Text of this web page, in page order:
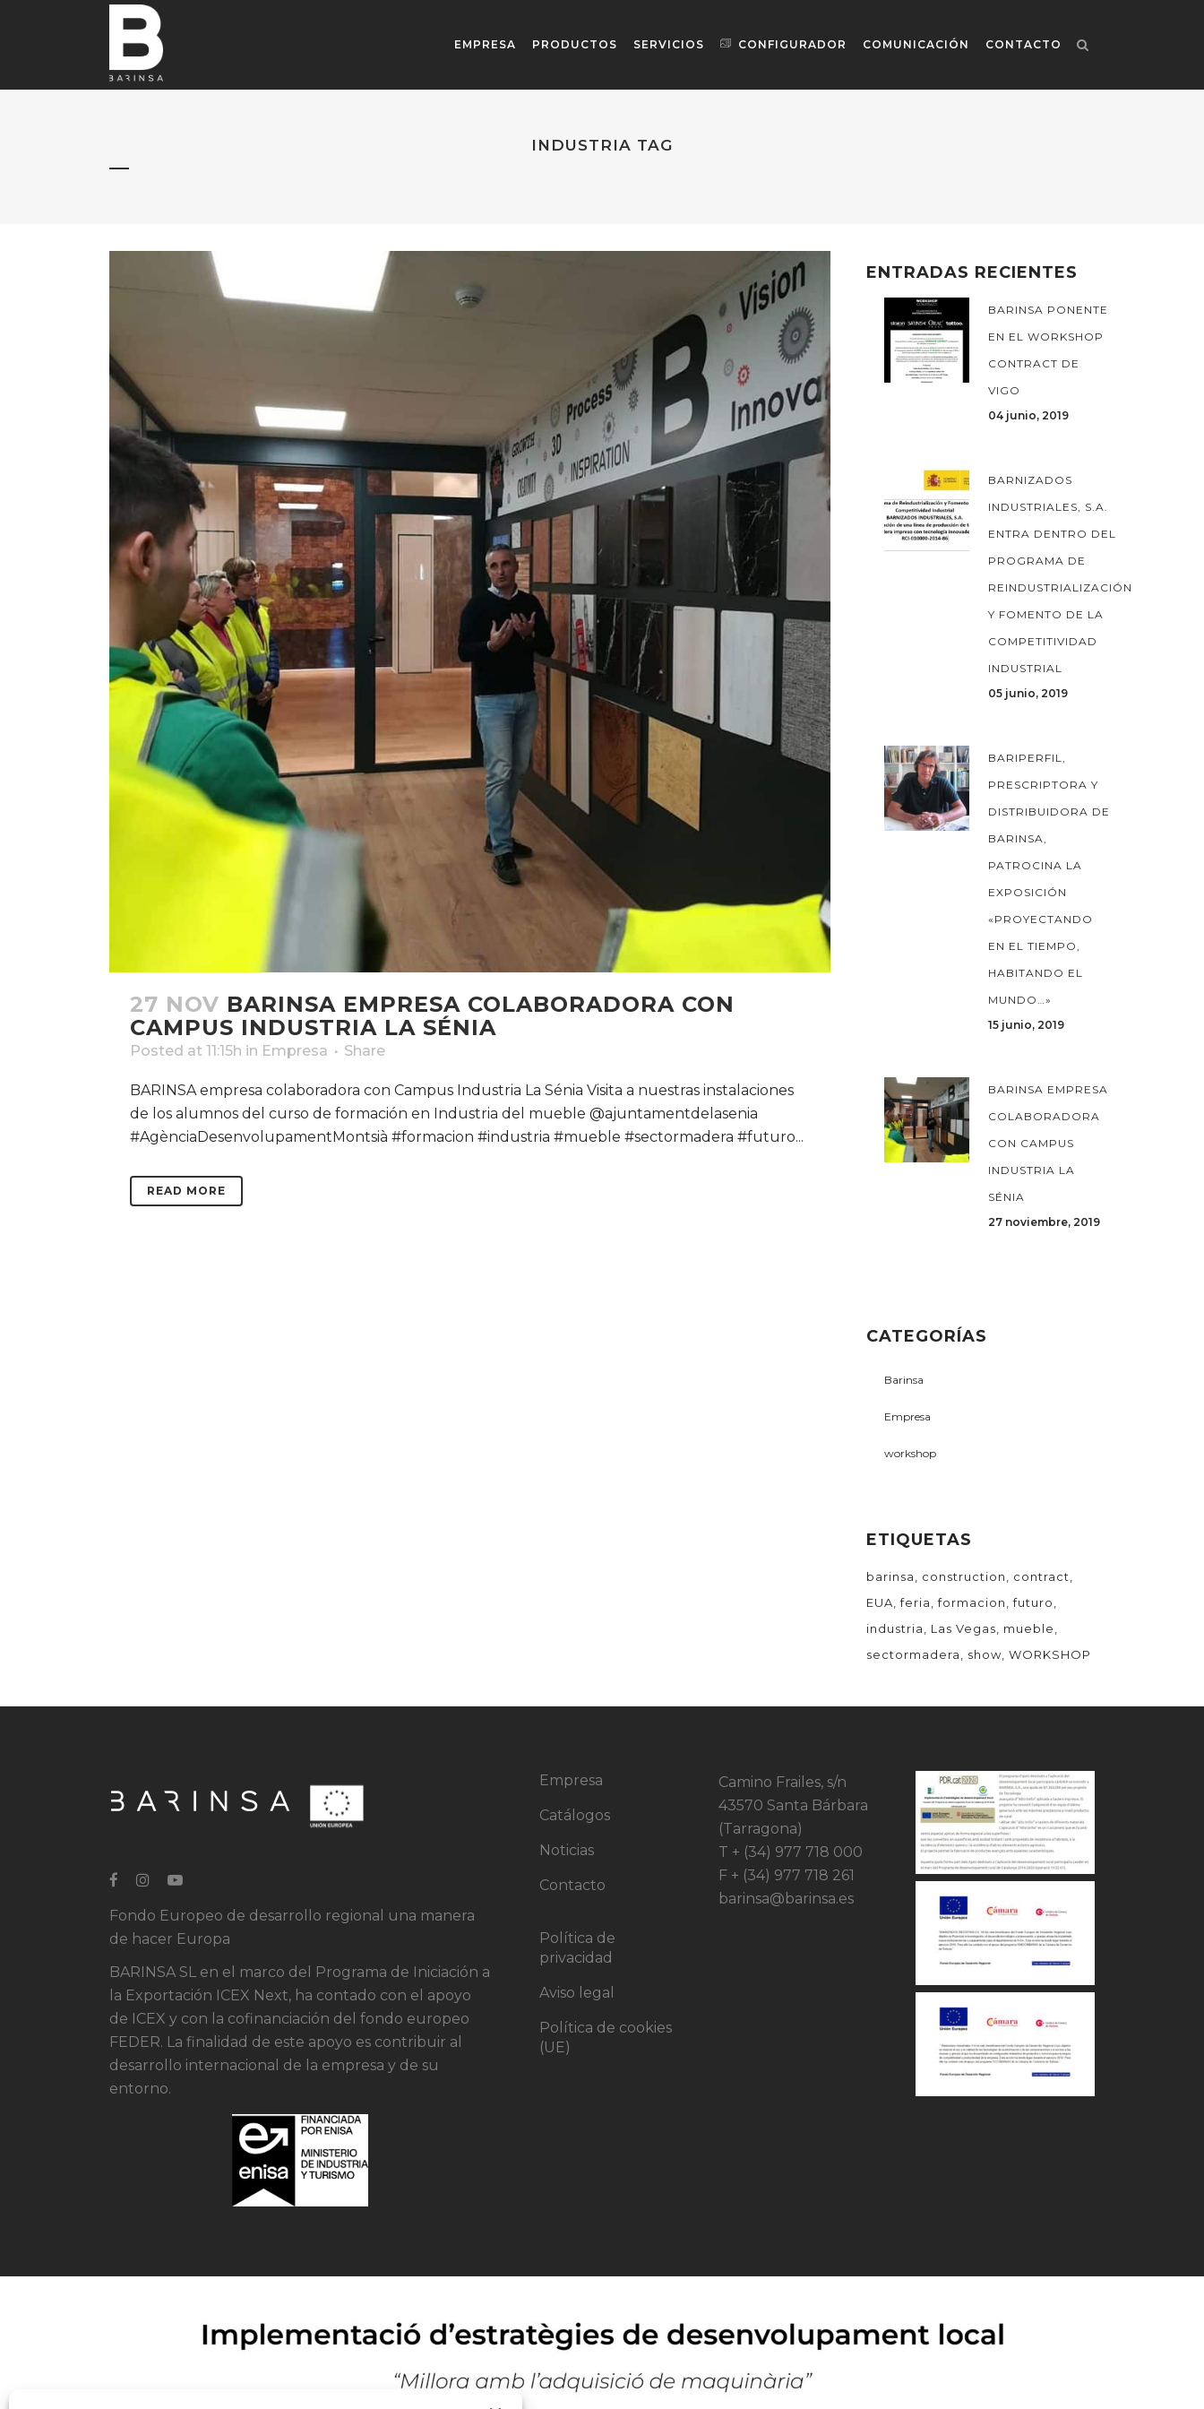
EMPRESA PRODUCTOS SERVICIOS CONFIGURADOR COMUNICACIÓN CONTACTO
INDUSTRIA TAG
27 NOV BARINSA EMPRESA COLABORADORA CON
CAMPUS INDUSTRIA LA SÉNIA
Posted at 11:15h in Empresa Share
BARINSA empresa colaboradora con Campus Industria La Sénia Visita a nuestras instalaciones
de los alumnos del curso de formación en Industria del mueble @ajuntamentdelasenia
#AgènciaDesenvolupamentMontsià #formacion #industria #mueble #sectormadera #futuro...
READ MORE
ENTRADAS RECIENTES
BARINSA PONENTE
EN EL WORKSHOP
CONTRACT DE
VIGO
04 junio, 2019
BARNIZADOS
INDUSTRIALES, S.A.
ENTRA DENTRO DEL
PROGRAMA DE
REINDUSTRIALIZACIÓN
Y FOMENTO DE LA
COMPETITIVIDAD
INDUSTRIAL
05 junio, 2019
BARIPERFIL,
PRESCRIPTORA Y
DISTRIBUIDORA DE
BARINSA,
PATROCINA LA
EXPOSICIÓN
«PROYECTANDO
EN EL TIEMPO,
HABITANDO EL
MUNDO…»
15 junio, 2019
BARINSA EMPRESA
COLABORADORA
CON CAMPUS
INDUSTRIA LA
SÉNIA
27 noviembre, 2019
CATEGORÍAS
Barinsa
Empresa
workshop
ETIQUETAS
barinsa construction
contract
EUA feria formacion
futuro
industria
Las Vegas
mueble
sectormadera
show WORKSHOP
Fondo Europeo de desarrollo regional una manera
de hacer Europa
BARINSA SL en el marco del Programa de Iniciación a
la Exportación ICEX Next, ha contado con el apoyo
de ICEX y con la cofinanciación del fondo europeo
FEDER. La finalidad de este apoyo es contribuir al
desarrollo internacional de la empresa y de su
entorno.
Empresa
Catálogos
Noticias
Contacto
Política de
privacidad
Aviso legal
Política de cookies
(UE)
Camino Frailes, s/n
43570 Santa Bárbara
(Tarragona)
T + (34) 977 718 000
F + (34) 977 718 261
barinsa@barinsa.es